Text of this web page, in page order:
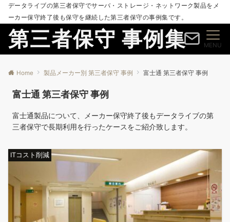
データライブの第三者保守でサーバ・ストレージ・ネットワーク製品をメ
ーカー保守終了後も保守を継続した第三者保守の事例集です。
第三者保守 事例集 MENU
Home 製品メーカー別 第三者保守 事例 富士通 第三者保守 事例
富士通 第三者保守 事例
富士通製品について、メーカー保守終了後もデータライブの第
三者保守で長期利用を行ったケースをご紹介致します。
ITコスト削減